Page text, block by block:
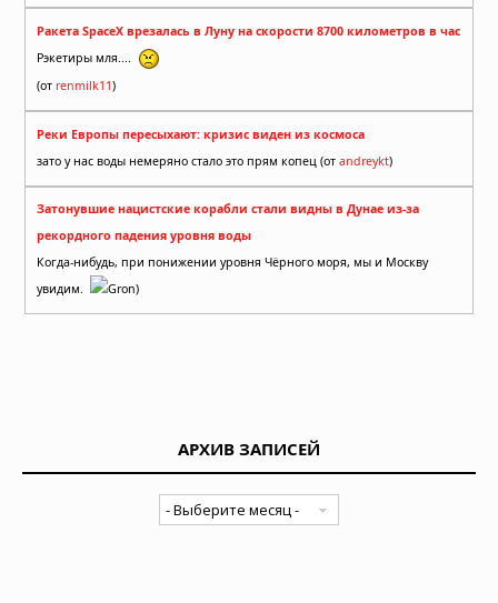
Ракета SpaceX врезалась в Луну на скорости 8700 километров в час
Рэкетиры мля....
(от renmilk11)
Реки Европы пересыхают: кризис виден из космоса
зато у нас воды немеряно стало это прям копец (от andreykt)
Затонувшие нацистские корабли стали видны в Дунае из-за
рекордного падения уровня воды
Когда-нибудь, при понижении уровня Чёрного моря, мы и Москву
увидим.
Gron)
АРХИВ ЗАПИСЕЙ